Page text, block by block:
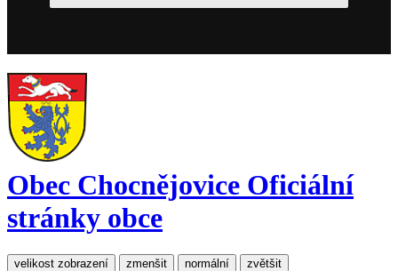
Obec Chocnějovice Oficiální
stránky obce
velikost zobrazení zmenšit normální zvětšit